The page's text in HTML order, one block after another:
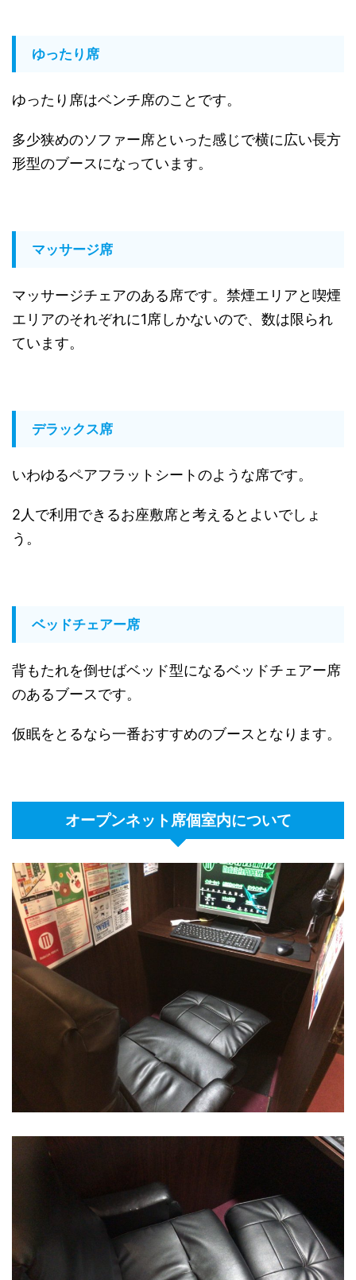
ゆったり席
ゆったり席はベンチ席のことです。
多少狭めのソファー席といった感じで横に広い長方
形型のブースになっています。
マッサージ席
マッサージチェアのある席です。禁煙エリアと喫煙
エリアのそれぞれに1席しかないので、数は限られ
ています。
デラックス席
いわゆるペアフラットシートのような席です。
2人で利用できるお座敷席と考えるとよいでしょ
う。
ベッドチェアー席
背もたれを倒せばベッド型になるベッドチェアー席
のあるブースです。
仮眠をとるなら一番おすすめのブースとなります。
オープンネット席個室内について